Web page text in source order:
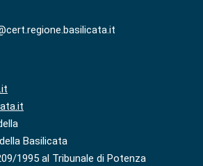
Basilicata
1995 al Tribunale di Potenza